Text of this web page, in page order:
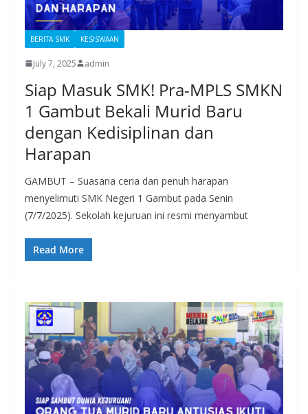
BERITA SMK KESISWAAN
July 7, 2025 admin
Siap Masuk SMK! Pra-MPLS SMKN
1 Gambut Bekali Murid Baru
dengan Kedisiplinan dan
Harapan
GAMBUT – Suasana ceria dan penuh harapan
menyelimuti SMK Negeri 1 Gambut pada Senin
(7/7/2025). Sekolah kejuruan ini resmi menyambut
Read More